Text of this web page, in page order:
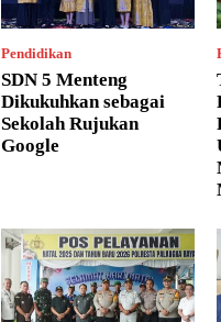
Pendidikan
SDN 5 Menteng
Dikukuhkan sebagai
Sekolah Rujukan
Google